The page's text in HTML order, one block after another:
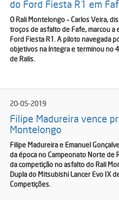
do Ford Fiesta R1 em
O Rali Montelongo – Carlos Veira,
troços de asfalto de Fafe, marcou a
Ford Fiesta R1. A piloto navegada
objetivos na íntegra e terminou no
de Ralis.
20-05-2019
Filipe Madureira vence
Montelongo
Filipe Madureira e Emanuel
da época no Campeonato Norte de
da competição no asfalto do Rali
Dupla do Mitsubishi Lancer Evo IX
Competições.